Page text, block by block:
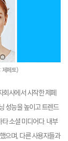
제페토)
회사에서 시작한 제페
성능을 높이고 트렌드
소셜 미디어다. 내부
으며, 다른 사용자들과